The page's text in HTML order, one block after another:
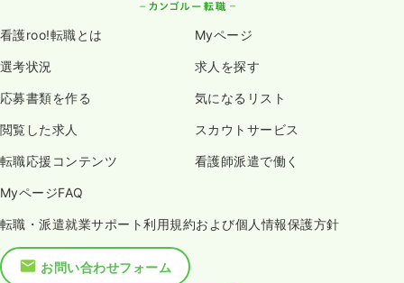
看護roo!転職とは Myページ
選考状況 求人を探す
応募書類を作る 気になるリスト
閲覧した求人 スカウトサービス
転職応援コンテンツ 看護師派遣で働く
MyページFAQ
転職・派遣就業サポート利用規約および個人情報保護方針
お問い合わせフォーム